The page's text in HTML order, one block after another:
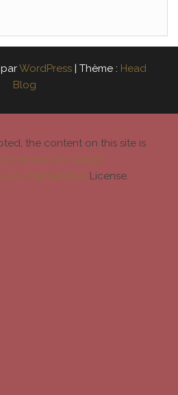
WordPress | Thème : Head
Blog
the content on this site is
Attribution-
4.0 International License.